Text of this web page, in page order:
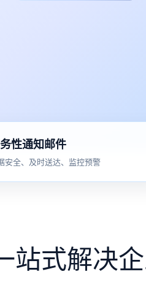
性通知邮件
安全、及时送达、监控预警
站式解决